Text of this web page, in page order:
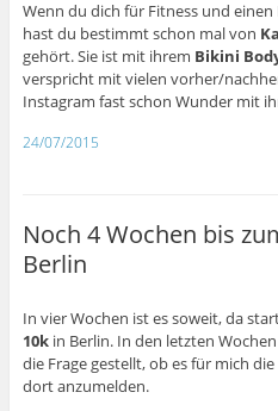
Wenn du dich für Fitness und
hast du bestimmt schon mal von
gehört. Sie ist mit ihrem Bikini
verspricht mit vielen vorher/
Instagram fast schon Wunder mit
24/07/2015
Noch 4 Wochen bis
Berlin
In vier Wochen ist es soweit, da
10kin Berlin. In den letzten
die Frage gestellt, ob es für mich
dort anzumelden.